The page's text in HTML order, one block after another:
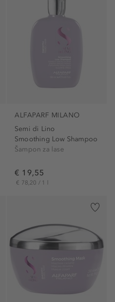
ALFAPARF MILANO
Semi di Lino
Smoothing Low Shampoo
Šampon za lase
€ 19,55
€ 78,20 / 1 l